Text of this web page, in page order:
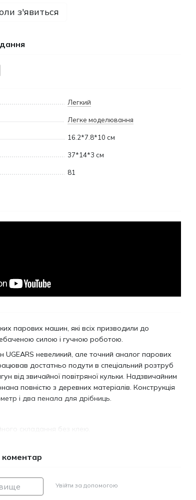
з'явиться
Легкий
Легке моделювання
16.2*7.8*10 cм
37*14*3 см
81
парових машин, які всіх призводили до
силою і гучною роботою.
UGEARS невеликий, але точний аналог парових
достатньо подути в спеціальний розтруб
від звичайної повітряної кульки. Надзвичайним
повністю з деревних матеріалів. Конструкція
і два пенала для дрібниць.
складання без клею.
коментар
Увійти за допомогою